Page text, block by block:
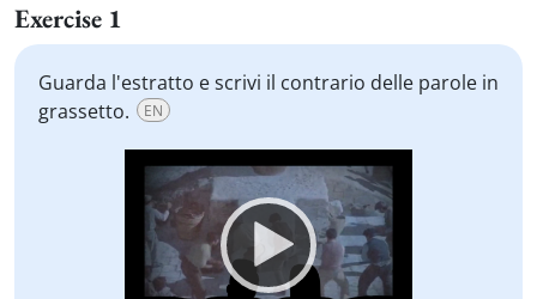
Exercise 1
Guarda l'estratto e scrivi il contrario delle parole in
grassetto.
EN
Video
Player